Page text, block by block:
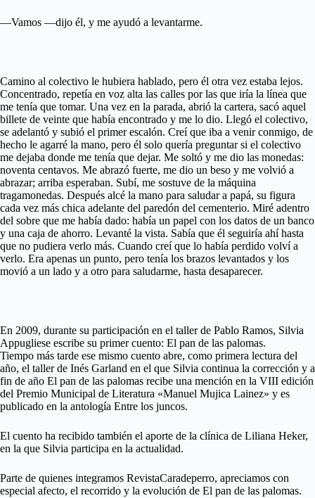
—Vamos —dijo él, y me ayudó a levantarme.
Camino al colectivo le hubiera hablado, pero él otra vez estaba lejos.
Concentrado, repetía en voz alta las calles por las que iría la línea que
me tenía que tomar. Una vez en la parada, abrió la cartera, sacó aquel
billete de veinte que había encontrado y me lo dio. Llegó el colectivo,
se adelantó y subió el primer escalón. Creí que iba a venir conmigo, de
hecho le agarré la mano, pero él solo quería preguntar si el colectivo
me dejaba donde me tenía que dejar. Me soltó y me dio las monedas:
noventa centavos. Me abrazó fuerte, me dio un beso y me volvió a
abrazar; arriba esperaban. Subí, me sostuve de la máquina
tragamonedas. Después alcé la mano para saludar a papá, su figura
cada vez más chica adelante del paredón del cementerio. Miré adentro
del sobre que me había dado: había un papel con los datos de un banco
y una caja de ahorro. Levanté la vista. Sabía que él seguiría ahí hasta
que no pudiera verlo más. Cuando creí que lo había perdido volví a
verlo. Era apenas un punto, pero tenía los brazos levantados y los
movió a un lado y a otro para saludarme, hasta desaparecer.
En 2009, durante su participación en el taller de Pablo Ramos, Silvia
Appugliese escribe su primer cuento: El pan de las palomas.
Tiempo más tarde ese mismo cuento abre, como primera lectura del
año, el taller de Inés Garland en el que Silvia continua la corrección y a
fin de año El pan de las palomas recibe una mención en la VIII edición
del Premio Municipal de Literatura «Manuel Mujica Lainez» y es
publicado en la antología Entre los juncos.
El cuento ha recibido también el aporte de la clínica de Liliana Heker,
en la que Silvia participa en la actualidad.
Parte de quienes integramos RevistaCaradeperro, apreciamos con
especial afecto, el recorrido y la evolución de El pan de las palomas.